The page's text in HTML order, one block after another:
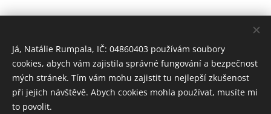
Já, Natálie Rumpala, IČ: 04860403 používám soubory
cookies, abych vám zajistila správné fungování a bezpečnost
mých stránek. Tím vám mohu zajistit tu nejlepší zkušenost
při jejich návštěvě. Abych cookies mohla používat, musíte mi
to povolit.